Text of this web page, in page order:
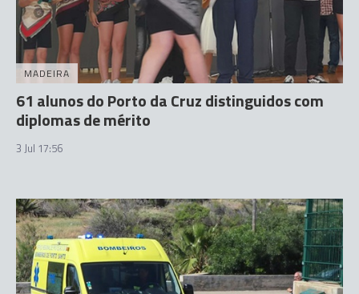
MADEIRA
61 alunos do Porto da Cruz distinguidos com
diplomas de mérito
3 Jul 17:56